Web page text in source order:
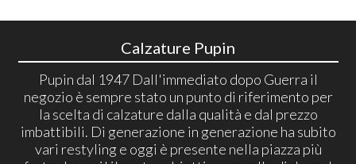
Calzature Pupin
Pupin dal 1947 Dall'immediato dopo Guerra il
negozio è sempre stato un punto di riferimento per
la scelta di calzature dalla qualità e dal prezzo
imbattibili. Di generazione in generazione ha subito
vari restyling e oggi è presente nella piazza più